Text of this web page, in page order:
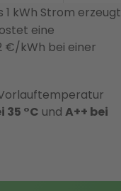
1 kWh Strom erzeugt
eine
€/kWh bei einer
35 °C und A++ bei